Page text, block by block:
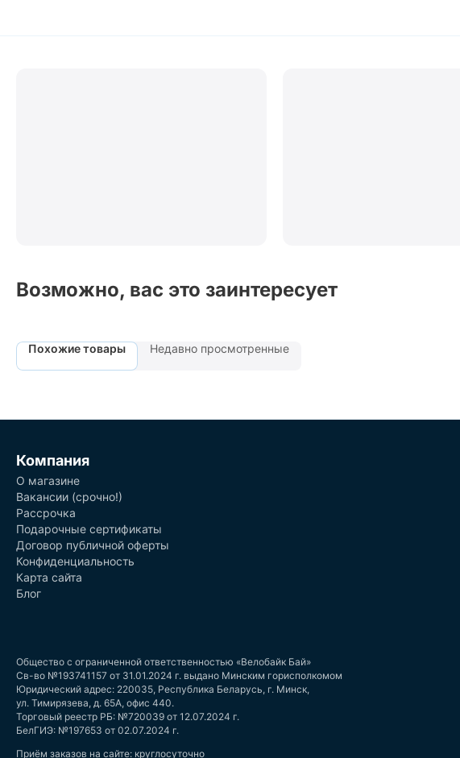
Возможно, вас это заинтересует
Похожие товары Недавно просмотренные
Компания
О магазине
Вакансии (срочно!)
Рассрочка
Подарочные сертификаты
Договор публичной оферты
Конфиденциальность
Карта сайта
Блог
Общество с ограниченной ответственностью «Велобайк Бай»
Св-во №193741157 от 31.01.2024 г. выдано Минским горисполкомом
Юридический адрес: 220035, Республика Беларусь, г. Минск,
ул. Тимирязева, д. 65А, офис 440.
Торговый реестр РБ: №720039 от 12.07.2024 г.
БелГИЭ: №197653 от 02.07.2024 г.
Приём заказов на сайте: круглосуточно